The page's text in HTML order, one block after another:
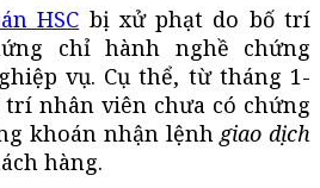
HSC bị xử phạt do bố trí
chỉ hành nghề chứng
vụ. Cụ thể, từ tháng 1-
trí nhân viên chưa có chứng
khoán nhận lệnhgiao dịch
hàng.